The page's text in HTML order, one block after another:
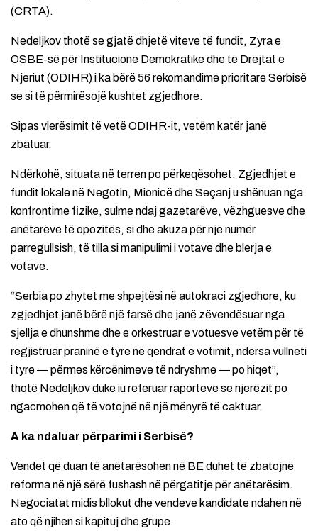
(CRTA).
Nedeljkov thotë se gjatë dhjetë viteve të fundit, Zyra e
OSBE-së për Institucione Demokratike dhe të Drejtat e
Njeriut (ODIHR) i ka bërë 56 rekomandime prioritare Serbisë
se si të përmirësojë kushtet zgjedhore.
Sipas vlerësimit të vetë ODIHR-it, vetëm katër janë
zbatuar.
Ndërkohë, situata në terren po përkeqësohet. Zgjedhjet e
fundit lokale në Negotin, Mionicë dhe Seçanj u shënuan nga
konfrontime fizike, sulme ndaj gazetarëve, vëzhguesve dhe
anëtarëve të opozitës, si dhe akuza për një numër
parregullsish, të tilla si manipulimi i votave dhe blerja e
votave.
“Serbia po zhytet me shpejtësi në autokraci zgjedhore, ku
zgjedhjet janë bërë një farsë dhe janë zëvendësuar nga
sjellja e dhunshme dhe e orkestruar e votuesve vetëm për të
regjistruar praninë e tyre në qendrat e votimit, ndërsa vullneti
i tyre — përmes kërcënimeve të ndryshme — po hiqet”,
thotë Nedeljkov duke iu referuar raporteve se njerëzit po
ngacmohen që të votojnë në një mënyrë të caktuar.
A ka ndaluar përparimi i Serbisë?
Vendet që duan të anëtarësohen në BE duhet të zbatojnë
reforma në një sërë fushash në përgatitje për anëtarësim.
Negociatat midis bllokut dhe vendeve kandidate ndahen në
ato që njihen si kapituj dhe grupe.